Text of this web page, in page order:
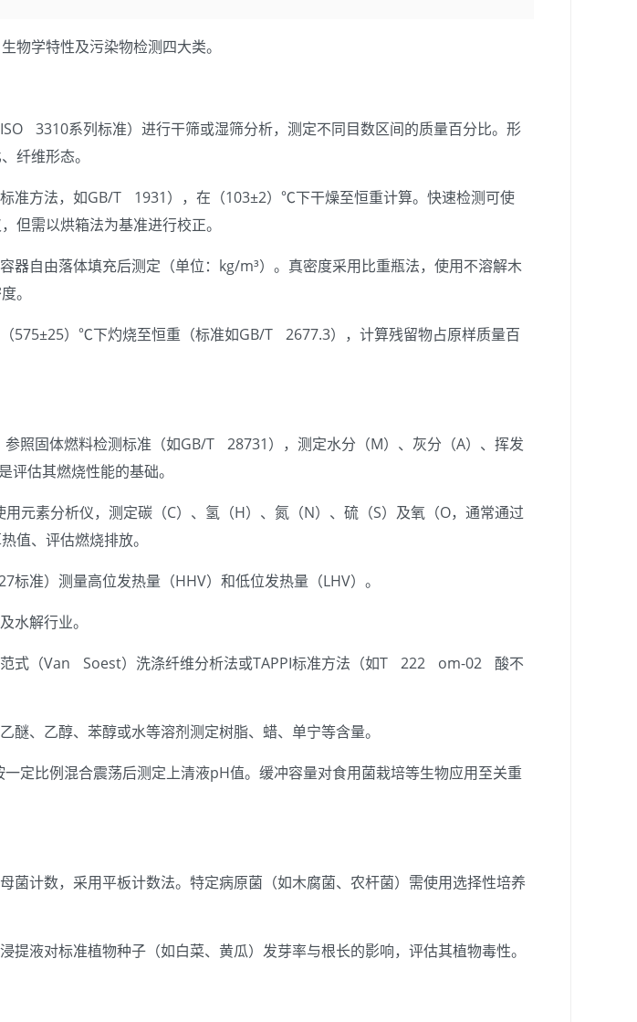
物学特性及污染物检测四大类。
3310系列标准）进行干筛或湿筛分析，测定不同目数区间的质量百分比。形
纤维形态。
准方法，如GB/T 1931），在（103±2）℃下干燥至恒重计算。快速检测可使
但需以烘箱法为基准进行校正。
器自由落体填充后测定（单位：kg/m³）。真密度采用比重瓶法，使用不溶解木
。
575±25）℃下灼烧至恒重（标准如GB/T 2677.3），计算残留物占原样质量百
参照固体燃料检测标准（如GB/T 28731），测定水分（M）、灰分（A）、挥发
评估其燃烧性能的基础。
用元素分析仪，测定碳（C）、氢（H）、氮（N）、硫（S）及氧（O，通常通过
值、评估燃烧排放。
准）测量高位发热量（HHV）和低位发热量（LHV）。
水解行业。
式（Van Soest）洗涤纤维分析法或TAPPI标准方法（如T 222 om-02 酸不
醚、乙醇、苯醇或水等溶剂测定树脂、蜡、单宁等含量。
定比例混合震荡后测定上清液pH值。缓冲容量对食用菌栽培等生物应用至关重
菌计数，采用平板计数法。特定病原菌（如木腐菌、农杆菌）需使用选择性培养
提液对标准植物种子（如白菜、黄瓜）发芽率与根长的影响，评估其植物毒性。